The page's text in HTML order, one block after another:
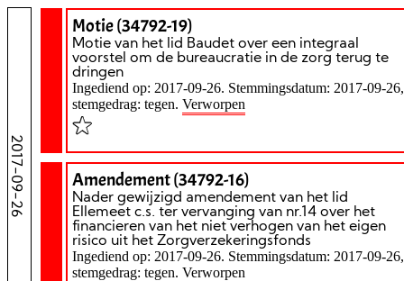
2017-09-26
Motie (34792-19)
Motie van het lid Baudet over een integraal
voorstel om de bureaucratie in de zorg terug te
dringen
Ingediend op: 2017-09-26. Stemmingsdatum: 2017-09-26,
stemgedrag: tegen. Verworpen
Amendement (34792-16)
Nader gewijzigd amendement van het lid
Ellemeet c.s. ter vervanging van nr.14 over het
financieren van het niet verhogen van het eigen
risico uit het Zorgverzekeringsfonds
Ingediend op: 2017-09-26. Stemmingsdatum: 2017-09-26,
stemgedrag: tegen. Verworpen